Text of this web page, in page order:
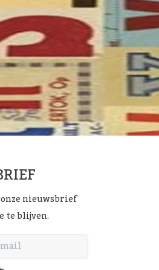
nieuwsbrief
te blijven.